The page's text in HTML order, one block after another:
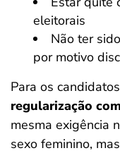
eleitorais
Não ter
por motivo
Para os
regularização
mesma exigência
sexo feminino,